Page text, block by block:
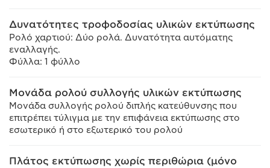
Δυνατότητες τροφοδοσίας υλικών εκτύπωσης
Ρολό χαρτιού: Δύο ρολά. Δυνατότητα αυτόματης
εναλλαγής.
Φύλλα: 1 φύλλο
Μονάδα ρολού συλλογής υλικών εκτύπωσης
Μονάδα συλλογής ρολού διπλής κατεύθυνσης που
επιτρέπει τύλιγμα με την επιφάνεια εκτύπωσης στο
εσωτερικό ή στο εξωτερικό του ρολού
Πλάτος εκτύπωσης χωρίς περιθώρια (μόνο